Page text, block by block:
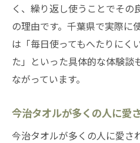
く、繰り返し使うことでそ
の理由です。千葉県で実際に
は「毎日使ってもへたりにく
た」といった具体的な体験談
ながっています。
今治タオルが多くの人に愛
今治タオルが多くの人に愛さ